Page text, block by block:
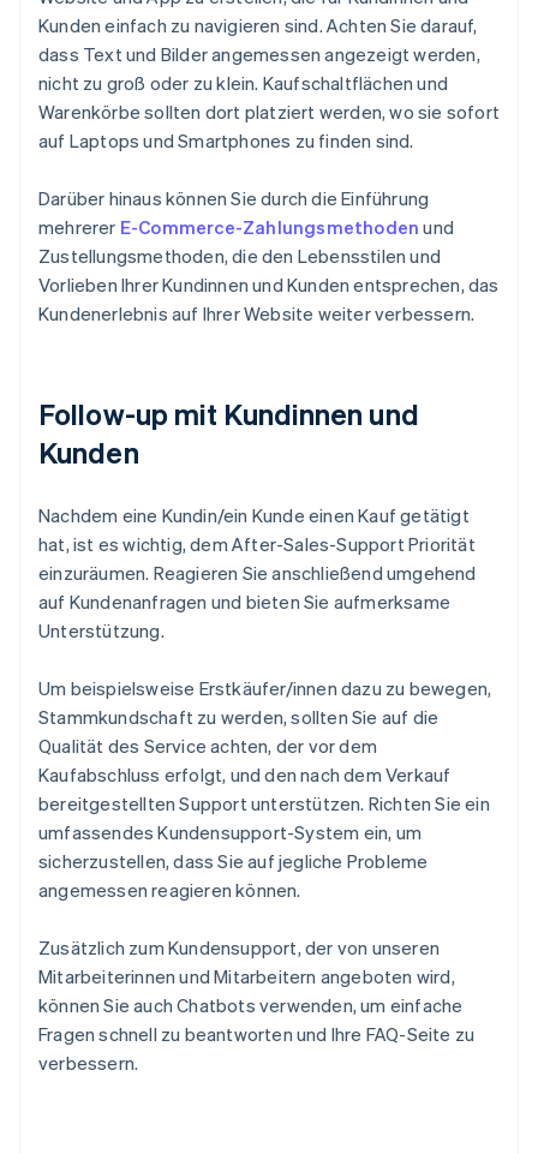
Kunden einfach zu navigieren sind. Achten Sie darauf,
dass Text und Bilder angemessen angezeigt werden,
nicht zu groß oder zu klein. Kaufschaltflächen und
Warenkörbe sollten dort platziert werden, wo sie sofort
auf Laptops und Smartphones zu finden sind.
Darüber hinaus können Sie durch die Einführung
mehrerer E-Commerce-Zahlungsmethoden und
Zustellungsmethoden, die den Lebensstilen und
Vorlieben Ihrer Kundinnen und Kunden entsprechen, das
Kundenerlebnis auf Ihrer Website weiter verbessern.
Follow-up mit Kundinnen und
Kunden
Nachdem eine Kundin/ein Kunde einen Kauf getätigt
hat, ist es wichtig, dem After-Sales-Support Priorität
einzuräumen. Reagieren Sie anschließend umgehend
auf Kundenanfragen und bieten Sie aufmerksame
Unterstützung.
Um beispielsweise Erstkäufer/innen dazu zu bewegen,
Stammkundschaft zu werden, sollten Sie auf die
Qualität des Service achten, der vor dem
Kaufabschluss erfolgt, und den nach dem Verkauf
bereitgestellten Support unterstützen. Richten Sie ein
umfassendes Kundensupport-System ein, um
sicherzustellen, dass Sie auf jegliche Probleme
angemessen reagieren können.
Zusätzlich zum Kundensupport, der von unseren
Mitarbeiterinnen und Mitarbeitern angeboten wird,
können Sie auch Chatbots verwenden, um einfache
Fragen schnell zu beantworten und Ihre FAQ-Seite zu
verbessern.